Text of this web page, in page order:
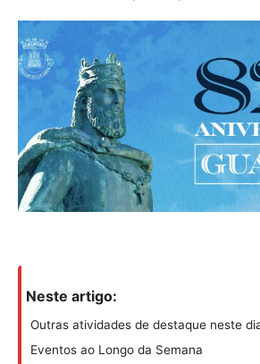
Neste artigo:
Outras atividades de destaque neste
Eventos ao Longo da Semana